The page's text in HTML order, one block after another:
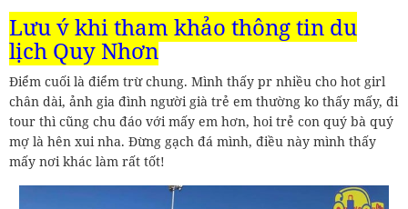
Lưu ý khi tham khảo thông tin du
lịch Quy Nhơn
Điểm cuối là điểm trừ chung. Mình thấy pr nhiều cho hot girl
chân dài, ảnh gia đình người già trẻ em thường ko thấy mấy, đi
tour thì cũng chu đáo với mấy em hơn, hoi trẻ con quý bà quý
mợ là hên xui nha. Đừng gạch đá mình, điều này mình thấy
mấy nơi khác làm rất tốt!